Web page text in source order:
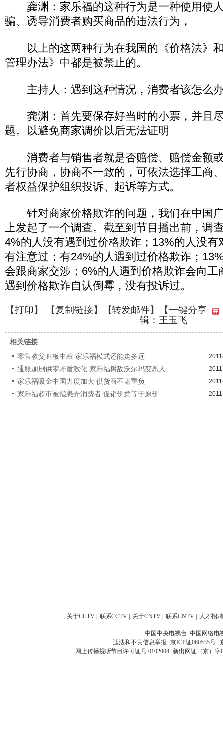
龚渊：家乐福的这种行为是一种使用使
骗、诱导消费者购买商品的违法行为，
以上的这两种行为在我国的《价格法》
管理办法》中都是被禁止的。
主持人：遇到这种情况，消费者该怎么
龚渊：首先要保存好当时的小票，并且
题。以避免商家调价以后无法证明
消费者与销售者就是否赔偿、赔偿金额
先行协商，协商不一致的，可依法选择工商
者权益保护组织投诉、起诉等方式。
针对商家价格欺诈的问题，我们在中国
上发起了一个调查。截至到节目播出前，调
4%的人没有遇到过价格欺诈；13%的人没有
有注意过；有24%的人遇到过价格欺诈；
会跟商家交涉；6%的人遇到价格欺诈会向工
遇到价格欺诈自认倒霉，没有投诉过。
【打印】 【复制链接】【转发邮件】
【一键分享
辑：王玉飞
相关链接
零售教父叫板中粮 家乐福模式还能走多远
通胀加剧供零矛盾激化 家乐福树敌沃尔玛变恶人
家乐福吸金中国力度加大 供货商不堪重负
家乐福超市被指愚弄消费者 促销价竟等于原价
关于CCTV 联系CCTV 关于CNTV 联系CNTV 人才招聘
中国中央电视台 中国网络电
违法和不良信息举报 京ICP证060535号
网上传播视听节目许可证号 0102004 新出网证（京）